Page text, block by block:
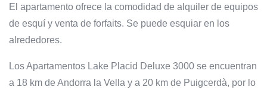
El apartamento ofrece la comodidad de alquiler de equipos
de esquí y venta de forfaits. Se puede esquiar en los
alrededores.
Los Apartamentos Lake Placid Deluxe 3000 se encuentran
a 18 km de Andorra la Vella y a 20 km de Puigcerdà, por lo